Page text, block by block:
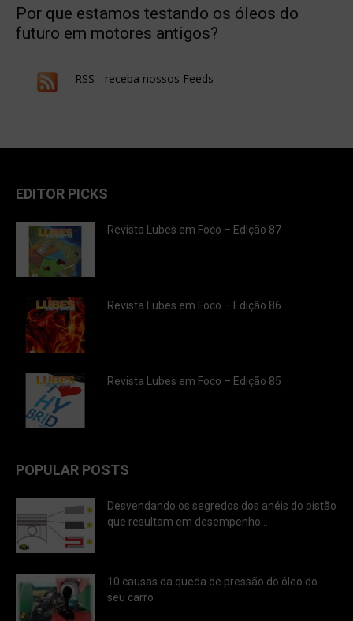
Por que estamos testando os óleos do
futuro em motores antigos?
RSS - receba nossos Feeds
EDITOR PICKS
Revista Lubes em Foco – Edição 87
Revista Lubes em Foco – Edição 86
Revista Lubes em Foco – Edição 85
POPULAR POSTS
Desvendando os segredos dos anéis do pistão
que resultam em desempenho...
10 causas da queda de pressão do óleo do
seu carro